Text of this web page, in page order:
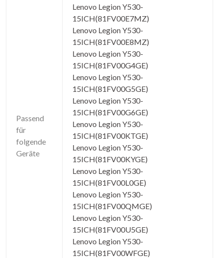
Passend
für
folgende
Geräte
Lenovo Legion Y530-
15ICH(81FV00E7MZ)
Lenovo Legion Y530-
15ICH(81FV00E8MZ)
Lenovo Legion Y530-
15ICH(81FV00G4GE)
Lenovo Legion Y530-
15ICH(81FV00G5GE)
Lenovo Legion Y530-
15ICH(81FV00G6GE)
Lenovo Legion Y530-
15ICH(81FV00KTGE)
Lenovo Legion Y530-
15ICH(81FV00KYGE)
Lenovo Legion Y530-
15ICH(81FV00L0GE)
Lenovo Legion Y530-
15ICH(81FV00QMGE)
Lenovo Legion Y530-
15ICH(81FV00U5GE)
Lenovo Legion Y530-
15ICH(81FV00WFGE)